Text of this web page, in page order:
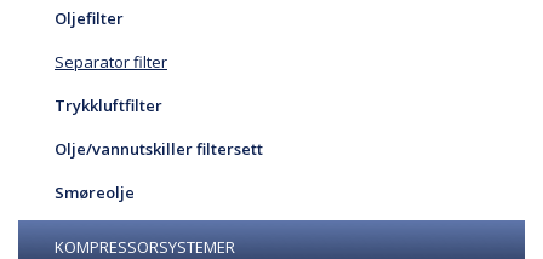
Oljefilter
Separator filter
Trykkluftfilter
Olje/vannutskiller filtersett
Smøreolje
KOMPRESSORSYSTEMER